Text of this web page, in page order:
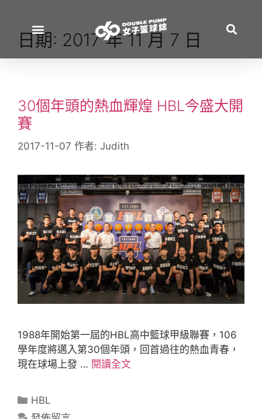
日期: 2017 年 11 月 7 日
30個年頭的熱血輝煌 HBL今盛大開
賽
2017-11-07 作者: Judith
1988年開始第一屆的HBL高中籃球甲級聯賽，106
學年度將邁入第30個年頭，回首過往的熱血青春，
現在球場上發 … 閱讀全文
HBL